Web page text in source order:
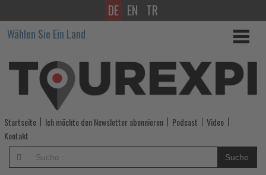
LOT
Polish
Airlines
feiert
80
Jahre
Berlin-
DE EN TR
Wählen Sie Ein Land
Startseite Ich möchte den Newsletter abonnieren Podcast
Video
Kontakt
Suche